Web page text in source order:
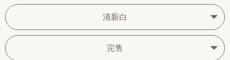
清新白
完售